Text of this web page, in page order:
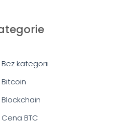
Bez kategorii
Bitcoin
Blockchain
Cena BTC